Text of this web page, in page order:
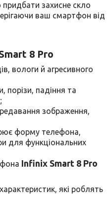
придбати захисне скло
ваш смартфон від
8 Pro
вологи й агресивного
порізи, падіння та
зображення,
форму телефона,
для функціональних
Infinix Smart 8 Pro
які роблять